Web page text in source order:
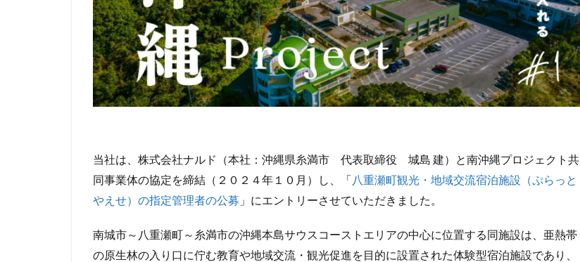
当社は、株式会社ナルド（本社：沖縄県糸満市 代表取締役 城島 建）と南沖縄プロジェクト共
同事業体の協定を締結（２０２４年１０月）し、「 八重瀬町観光・地域交流宿泊施設（ぷらっと
やえせ）の指定管理者の公募 」にエントリーさせていただきました。
南城市～八重瀬町～糸満市の沖縄本島サウスコーストエリアの中心に位置する同施設は、亜熱帯
の原生林の入り口に佇む教育や地域交流・観光促進を目的に設置された体験型宿泊施設であり、